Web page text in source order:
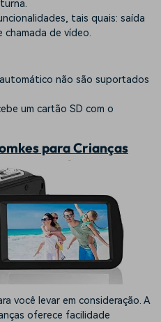
tais quais: saída
chamada de vídeo.
não são suportados
um cartão SD com o
para Crianças
você levar em consideração. A
oferece facilidade